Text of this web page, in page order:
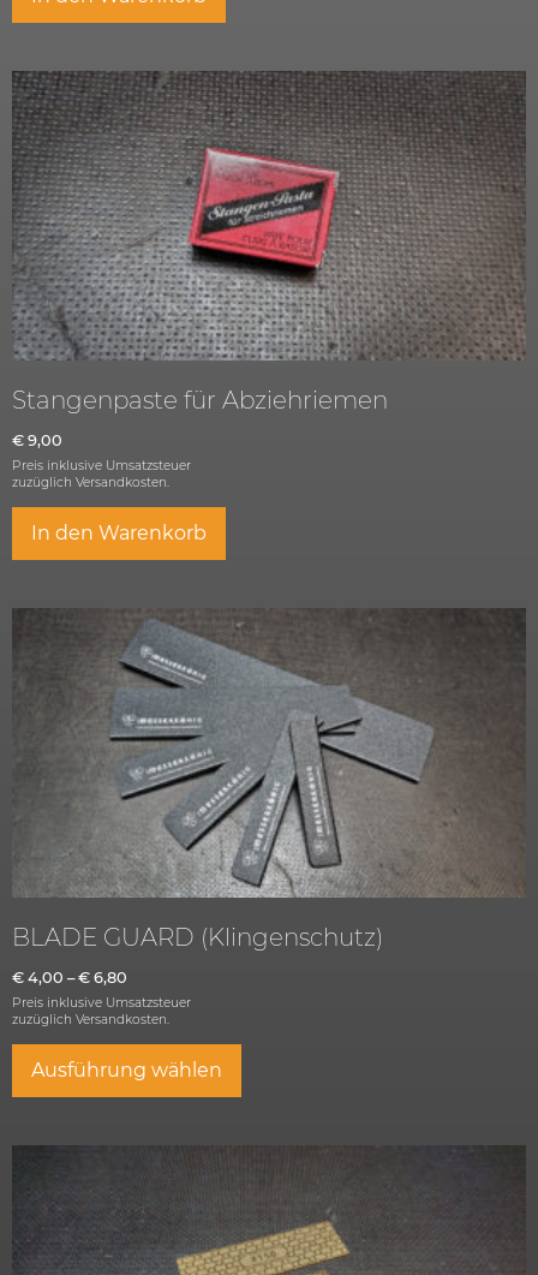
Stangenpaste für Abziehriemen
€ 9,00
Preis inklusive Umsatzsteuer
zuzüglich Versandkosten.
In den Warenkorb
BLADE GUARD (Klingenschutz)
€ 4,00 –€ 6,80
Preis inklusive Umsatzsteuer
zuzüglich Versandkosten.
Ausführung wählen